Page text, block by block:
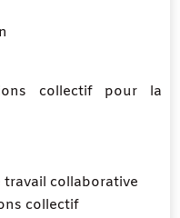
collectif pour la
travail collaborative
collectif